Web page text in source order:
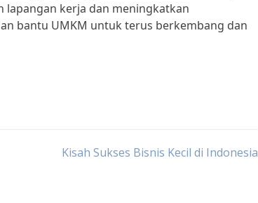
lapangan kerja dan meningkatkan
bantu UMKM untuk terus berkembang dan
Kisah Sukses Bisnis Kecil di Indonesia